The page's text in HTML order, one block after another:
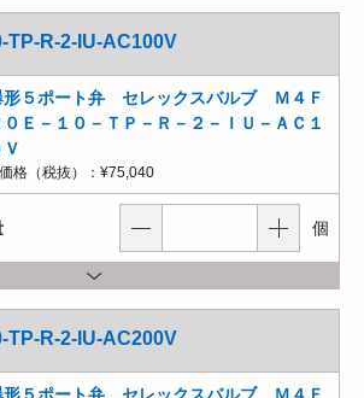
TP-R-2-IU-AC100V
形５ポート弁 セレックスバルブ Ｍ４Ｆ
０Ｅ－１０－ＴＰ－Ｒ－２－ＩＵ－ＡＣ１
Ｖ
格（税抜）： ¥75,040
個
TP-R-2-IU-AC200V